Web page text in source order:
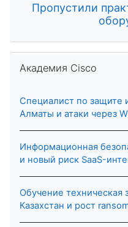
Пропустили
Академия Cisco
Специалист по защите
Алматы и атаки через
Информационная
и новый риск SaaS-
Обучение техническая
Казахстан и рост